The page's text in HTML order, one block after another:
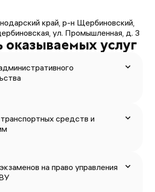
край, р-н Щербиновский,
ул. Промышленная, д. 3
оказываемых услуг
средств и
на право управления